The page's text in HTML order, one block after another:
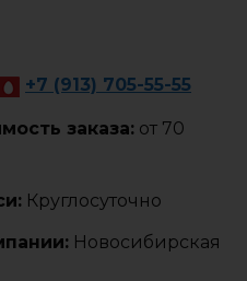
+7 (913) 705-55-55
заказа: от 70
Круглосуточно
Новосибирская